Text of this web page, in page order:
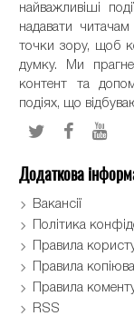
найважливіші
надавати
точки зору, щоб
думку. Ми
контент та
подіях, що
Додаткова
Вакансії
Політика
Правила
Правила
Правила
RSS